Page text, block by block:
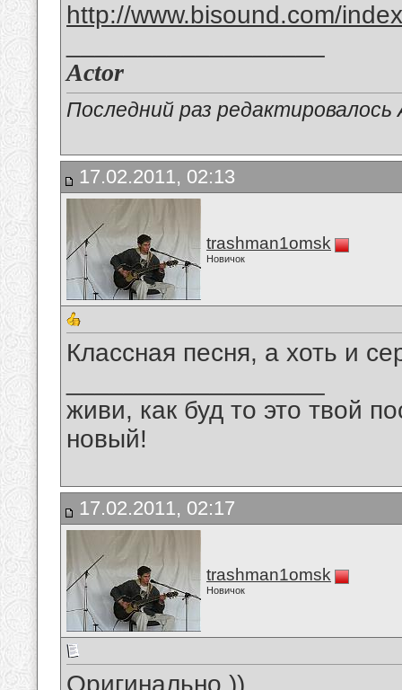
http://www.bisound.com/
Actor
Последний раз редактировалось
17.02.2011, 02:13
trashman1omsk
Новичок
Классная песня, а хоть и
живи, как буд то это твой
новый!
17.02.2011, 02:17
trashman1omsk
Новичок